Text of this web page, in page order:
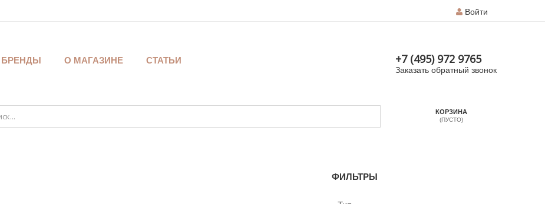
Войти
БРЕНДЫ О МАГАЗИНЕ СТАТЬИ +7 (495) 972 9765
Заказать обратный звонок
КОРЗИНА
(ПУСТО)
ФИЛЬТРЫ